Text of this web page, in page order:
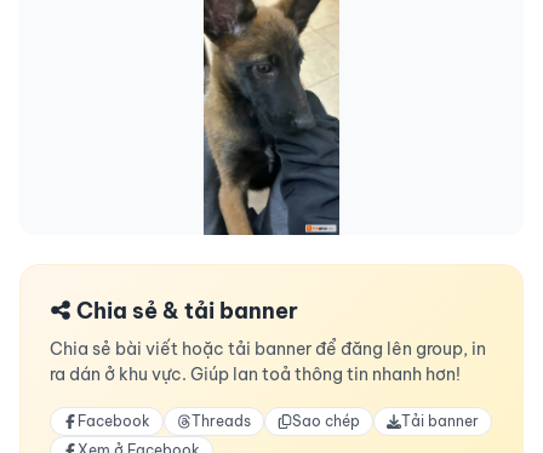
Chia sẻ & tải banner
Chia sẻ bài viết hoặc tải banner để đăng lên group, in
ra dán ở khu vực. Giúp lan toả thông tin nhanh hơn!
Facebook Threads Sao chép
Tải banner